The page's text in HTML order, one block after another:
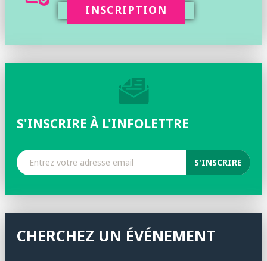
INSCRIPTION
S'INSCRIRE À L'INFOLETTRE
CHERCHEZ UN ÉVÉNEMENT